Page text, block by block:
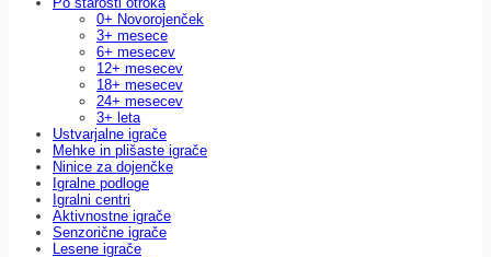
0+ Novorojenček
3+ mesece
6+ mesecev
12+ mesecev
18+ mesecev
24+ mesecev
3+ leta
Ustvarjalne igrače
Mehke in plišaste igrače
Ninice za dojenčke
Igralne podloge
Igralni centri
Aktivnostne igrače
Senzorične igrače
Lesene igrače